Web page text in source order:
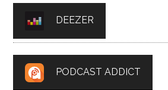
DEEZER
PODCAST ADDICT